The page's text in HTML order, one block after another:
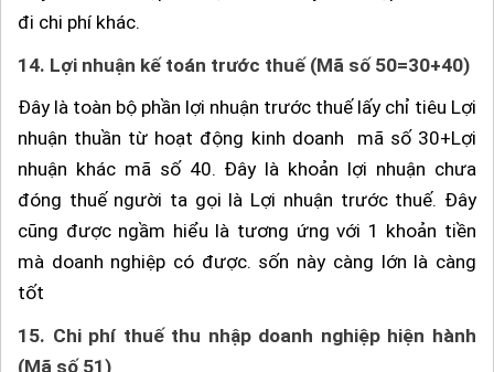
đi chi phí khác.
14. Lợi nhuận kế toán trước thuế (Mã số 50=30+40)
Đây là toàn bộ phần lợi nhuận trước thuế lấy chỉ tiêu Lợi
nhuận thuần từ hoạt động kinh doanh mã số 30+Lợi
nhuận khác mã số 40. Đây là khoản lợi nhuận chưa
đóng thuế người ta gọi là Lợi nhuận trước thuế. Đây
cũng được ngầm hiểu là tương ứng với 1 khoản tiền
mà doanh nghiệp có được. sốn này càng lớn là càng
tốt
15. Chi phí thuế thu nhập doanh nghiệp hiện hành
(Mã số 51)